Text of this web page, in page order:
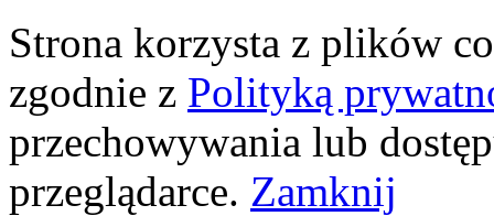
Strona korzysta z plików
zgodnie z Polityką
przechowywania lub
przeglądarce. Zamknij